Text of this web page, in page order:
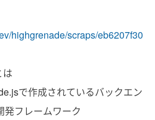
highgrenade/scraps/eb6207f30
は
で作成されているバックエン
発フレームワーク